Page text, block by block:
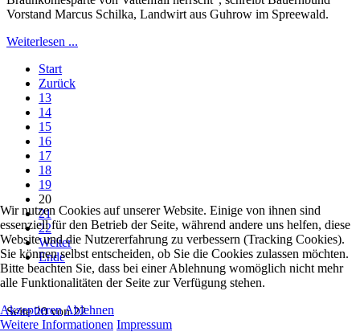
Vorstand Marcus Schilka, Landwirt aus Guhrow im Spreewald.
Weiterlesen ...
Start
Zurück
13
14
15
16
17
18
19
20
21
22
Weiter
Ende
Seite 20 von 22
Wir nutzen Cookies auf unserer Website. Einige von ihnen sind
essenziell für den Betrieb der Seite, während andere uns helfen, diese
Website und die Nutzererfahrung zu verbessern (Tracking Cookies).
Sie können selbst entscheiden, ob Sie die Cookies zulassen möchten.
Bitte beachten Sie, dass bei einer Ablehnung womöglich nicht mehr
alle Funktionalitäten der Seite zur Verfügung stehen.
AkzeptierenAblehnen
Weitere Informationen Impressum